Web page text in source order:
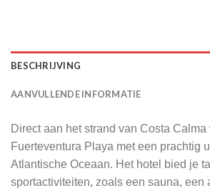
BESCHRIJVING
AANVULLENDE INFORMATIE
Direct aan het strand van Costa
Fuerteventura Playa met een prachtig
Atlantische Oceaan. Het hotel bied je
sportactiviteiten, zoals een sauna, een